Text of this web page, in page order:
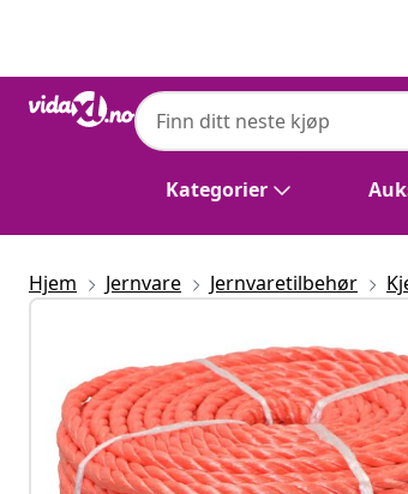
Kategorier
Hjem Jernvare Jernvaretilbehør